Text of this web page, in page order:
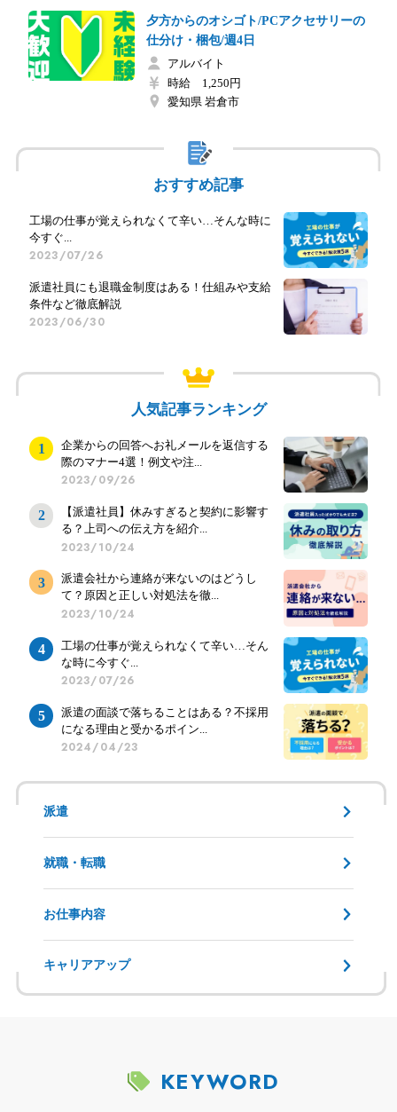
夕方からのオシゴト/PCアクセサリーの
仕分け・梱包/週4日
アルバイト
時給 1,250円
愛知県 岩倉市
おすすめ記事
工場の仕事が覚えられなくて辛い…そんな時に
今すぐ...
2023/07/26
派遣社員にも退職金制度はある！仕組みや支給
条件など徹底解説
2023/06/30
人気記事ランキング
企業からの回答へお礼メールを返信する
際のマナー4選！例文や注...
2023/09/26
【派遣社員】休みすぎると契約に影響す
る？上司への伝え方を紹介...
2023/10/24
派遣会社から連絡が来ないのはどうし
て？原因と正しい対処法を徹...
2023/10/24
工場の仕事が覚えられなくて辛い…そん
な時に今すぐ...
2023/07/26
派遣の面談で落ちることはある？不採用
になる理由と受かるポイン...
2024/04/23
派遣
就職・転職
お仕事内容
キャリアアップ
KEYWORD